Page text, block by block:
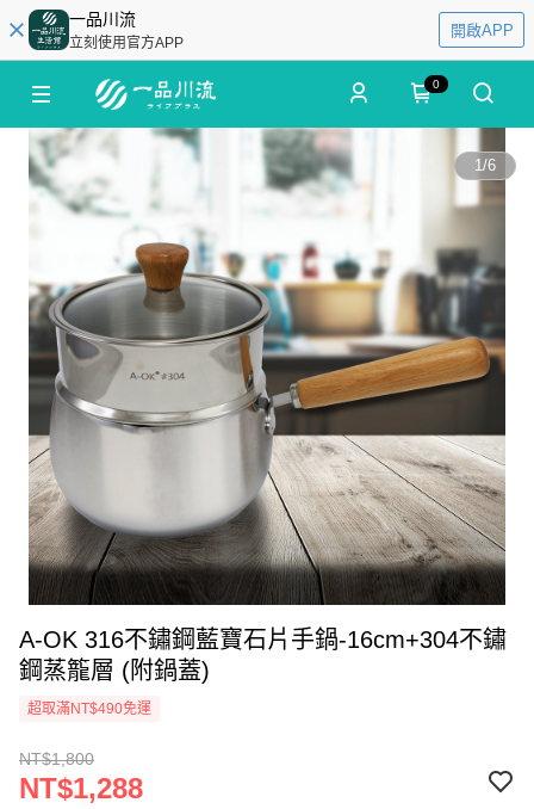
一品川流
立刻使用官方APP
開啟APP
0
1/6
A-OK 316不鏽鋼藍寶石片手鍋-16cm+304不鏽
鋼蒸籠層 (附鍋蓋)
超取滿NT$490免運
NT$1,800
NT$1,288